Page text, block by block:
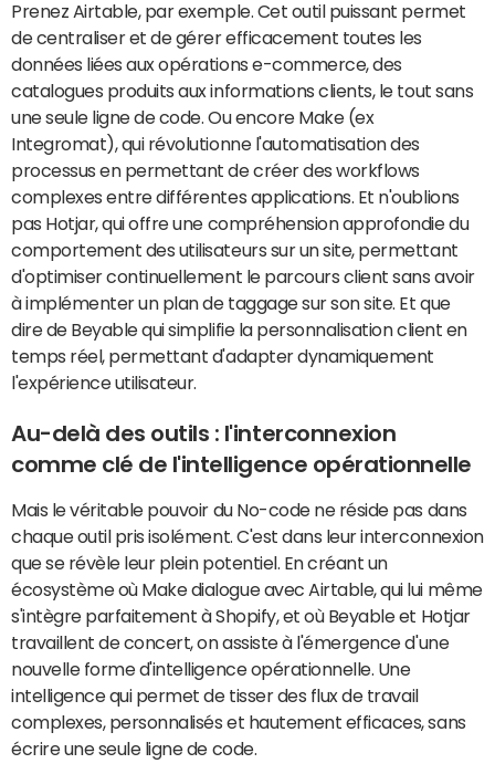
Prenez Airtable, par exemple. Cet outil puissant permet
de centraliser et de gérer efficacement toutes les
données liées aux opérations e-commerce, des
catalogues produits aux informations clients, le tout sans
une seule ligne de code. Ou encore Make (ex
Integromat), qui révolutionne l'automatisation des
processus en permettant de créer des workflows
complexes entre différentes applications. Et n'oublions
pas Hotjar, qui offre une compréhension approfondie du
comportement des utilisateurs sur un site, permettant
d'optimiser continuellement le parcours client sans avoir
à implémenter un plan de taggage sur son site. Et que
dire de Beyable qui simplifie la personnalisation client en
temps réel, permettant d'adapter dynamiquement
l'expérience utilisateur.
Au-delà des outils : l'interconnexion
comme clé de l'intelligence opérationnelle
Mais le véritable pouvoir du No-code ne réside pas dans
chaque outil pris isolément. C'est dans leur interconnexion
que se révèle leur plein potentiel. En créant un
écosystème où Make dialogue avec Airtable, qui lui même
s'intègre parfaitement à Shopify, et où Beyable et Hotjar
travaillent de concert, on assiste à l'émergence d'une
nouvelle forme d'intelligence opérationnelle. Une
intelligence qui permet de tisser des flux de travail
complexes, personnalisés et hautement efficaces, sans
écrire une seule ligne de code.